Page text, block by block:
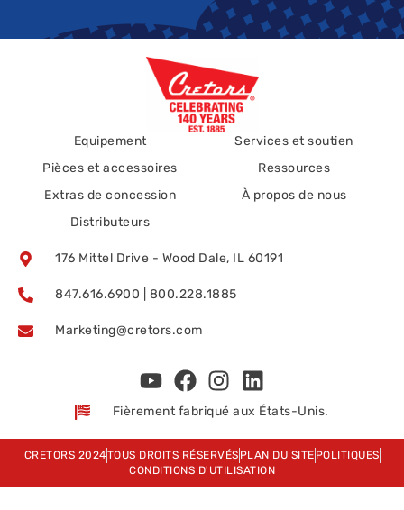
Equipement
Pièces et accessoires
Extras de concession
Distributeurs
Services et soutien
Ressources
À propos de nous
176 Mittel Drive - Wood Dale, IL 60191
847.616.6900 | 800.228.1885
Marketing@cretors.com
Fièrement fabriqué aux États-Unis.
CRETORS 2024TOUS DROITS RÉSERVÉS PLAN DU SITE POLITIQUES
CONDITIONS D'UTILISATION